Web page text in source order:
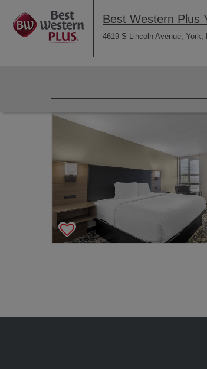
Best Western Plus
4619 S Lincoln Avenue, York,
Carrusel de imágenes del hotel